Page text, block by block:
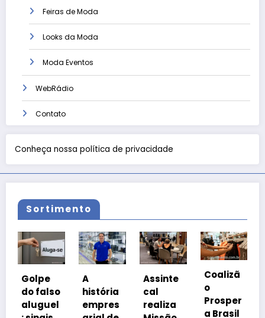
Feiras de Moda
Looks da Moda
Moda Eventos
WebRádio
Contato
Conheça nossa política de privacidade
Sortimento
A
história
empres
cal
realiza
Coalizã
o
Prosper
a Brasil
Quando
perde o
sentido